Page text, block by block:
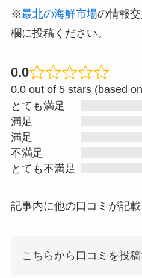
※最北の海鮮市場の情報
欄に投稿ください。
0.0
R
0
t
0.0 out of 5 stars (based
とても満足
満足
満足
不満足
とても不満足
記事内に他の口コミが記載
こちらから口コミを投稿